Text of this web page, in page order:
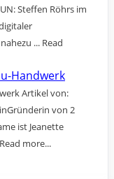
Steffen Röhrs im
... Read
Handwerk
Artikel von:
von 2
ist Jeanette
more...